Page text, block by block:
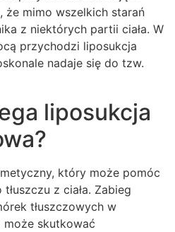
że mimo wszelkich starań
z niektórych partii ciała. W
przychodzi liposukcja
nadaje się do tzw.
liposukcja
który może pomóc
z ciała. Zabieg
tłuszczowych w
skutkować